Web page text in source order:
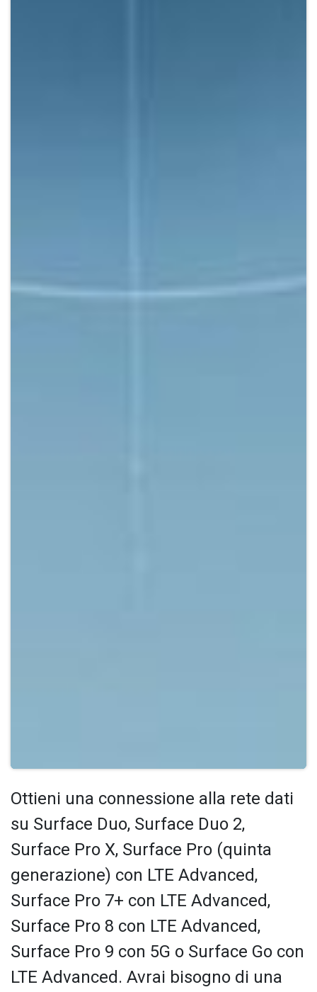
Ottieni una connessione alla rete dati
su Surface Duo, Surface Duo 2,
Surface Pro X, Surface Pro (quinta
generazione) con LTE Advanced,
Surface Pro 7+ con LTE Advanced,
Surface Pro 8 con LTE Advanced,
Surface Pro 9 con 5G o Surface Go con
LTE Advanced. Avrai bisogno di una